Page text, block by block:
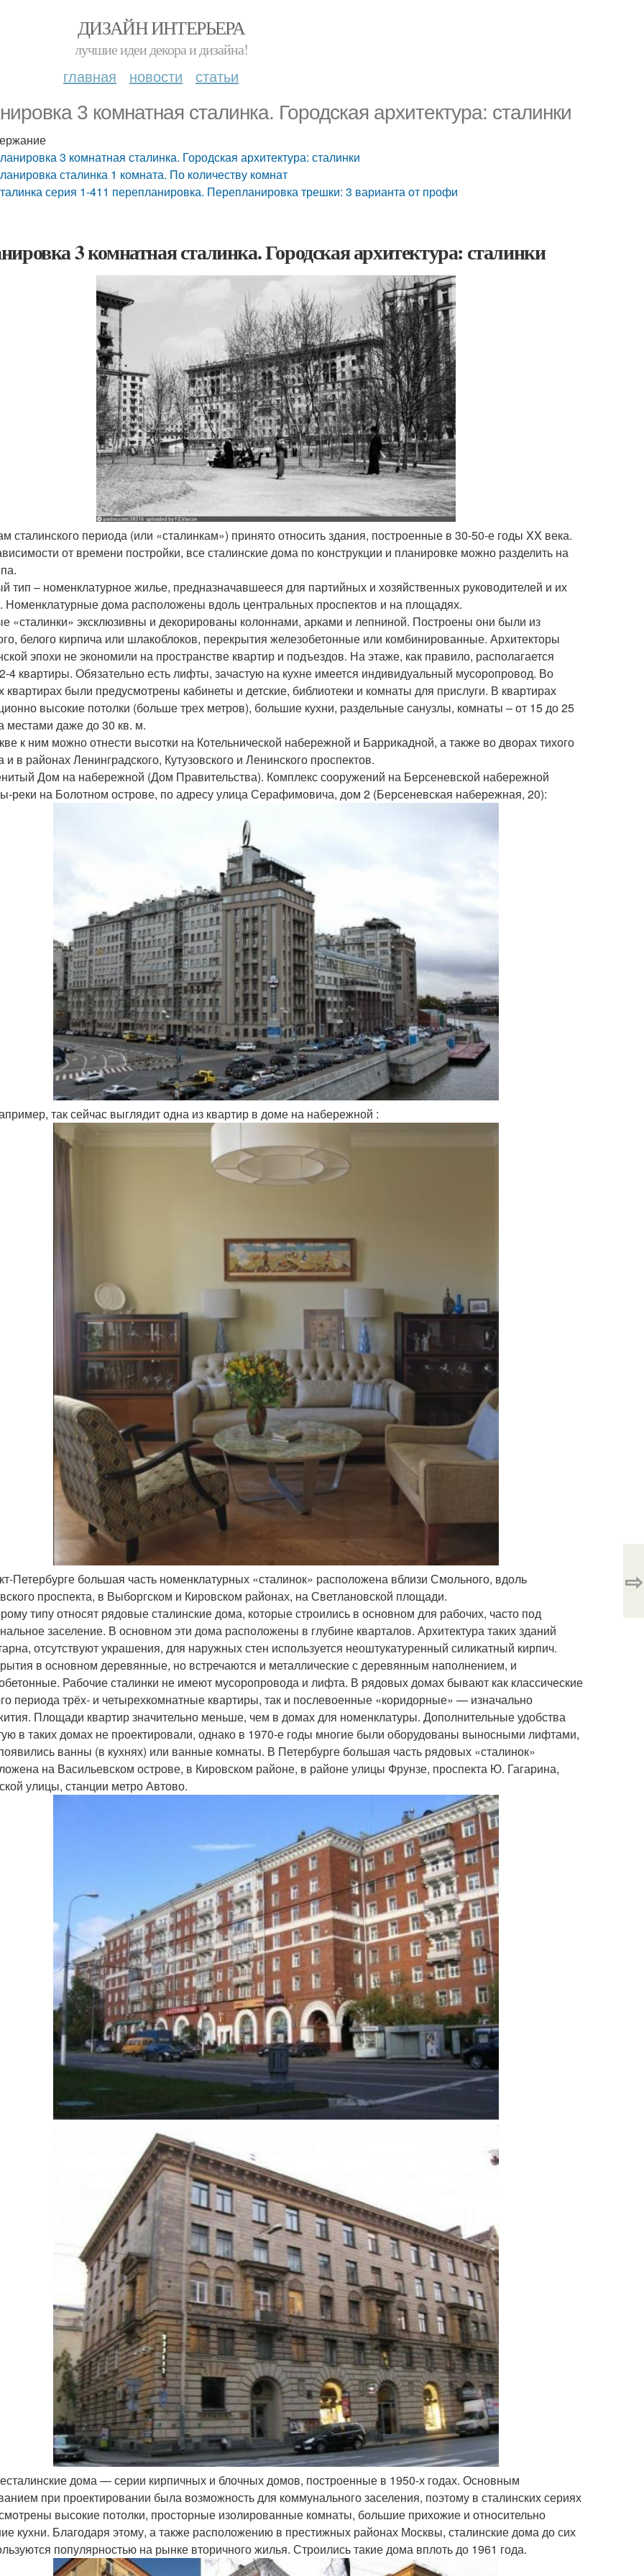
ДИЗАЙН ИНТЕРЬЕРА
лучшие идеи декора и дизайна!
главная новости статьи
3 комнатная сталинка. Городская архитектура: сталинки
3 комнатная сталинка. Городская архитектура: сталинки
сталинка 1 комната. По количеству комнат
серия 1-411 перепланировка. Перепланировка трешки: 3 варианта от профи
3 комнатная сталинка. Городская архитектура: сталинки
сталинского периода (или «сталинкам») принято относить здания, построенные в 30-50-е годы XX века.
от времени постройки, все сталинские дома по конструкции и планировке можно разделить на
тип – номенклатурное жилье, предназначавшееся для партийных и хозяйственных руководителей и их
Номенклатурные дома расположены вдоль центральных проспектов и на площадях.
«сталинки» эксклюзивны и декорированы колоннами, арками и лепниной. Построены они были из
белого кирпича или шлакоблоков, перекрытия железобетонные или комбинированные. Архитекторы
эпохи не экономили на пространстве квартир и подъездов. На этаже, как правило, располагается
4 квартиры. Обязательно есть лифты, зачастую на кухне имеется индивидуальный мусоропровод. Во
квартирах были предусмотрены кабинеты и детские, библиотеки и комнаты для прислуги. В квартирах
высокие потолки (больше трех метров), большие кухни, раздельные санузлы, комнаты – от 15 до 25
местами даже до 30 кв. м.
к ним можно отнести высотки на Котельнической набережной и Баррикадной, а также во дворах тихого
и в районах Ленинградского, Кутузовского и Ленинского проспектов.
Дом на набережной (Дом Правительства). Комплекс сооружений на Берсеневской набережной
реки на Болотном острове, по адресу улица Серафимовича, дом 2 (Берсеневская набережная, 20):
так сейчас выглядит одна из квартир в доме на набережной :
Петербурге большая часть номенклатурных «сталинок» расположена вблизи Смольного, вдоль
проспекта, в Выборгском и Кировском районах, на Светлановской площади.
типу относят рядовые сталинские дома, которые строились в основном для рабочих, часто под
заселение. В основном эти дома расположены в глубине кварталов. Архитектура таких зданий
отсутствуют украшения, для наружных стен используется неоштукатуренный силикатный кирпич.
в основном деревянные, но встречаются и металлические с деревянным наполнением, и
Рабочие сталинки не имеют мусоропровода и лифта. В рядовых домах бывают как классические
периода трёх- и четырехкомнатные квартиры, так и послевоенные «коридорные» — изначально
Площади квартир значительно меньше, чем в домах для номенклатуры. Дополнительные удобства
в таких домах не проектировали, однако в 1970-е годы многие были оборудованы выносными лифтами,
ванны (в кухнях) или ванные комнаты. В Петербурге большая часть рядовых «сталинок»
на Васильевском острове, в Кировском районе, в районе улицы Фрунзе, проспекта Ю. Гагарина,
улицы, станции метро Автово.
дома — серии кирпичных и блочных домов, построенные в 1950-х годах. Основным
при проектировании была возможность для коммунального заселения, поэтому в сталинских сериях
высокие потолки, просторные изолированные комнаты, большие прихожие и относительно
кухни. Благодаря этому, а также расположению в престижных районах Москвы, сталинские дома до сих
популярностью на рынке вторичного жилья. Строились такие дома вплоть до 1961 года.
⇨